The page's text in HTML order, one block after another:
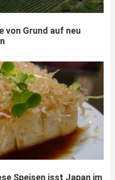
von Grund auf neu
Speisen isst Japan im